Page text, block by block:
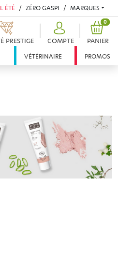
ÉTÉ ZÉRO GASPI MARQUES
PRESTIGE COMPTE PANIER
0
VÉTÉRINAIRE PROMOS